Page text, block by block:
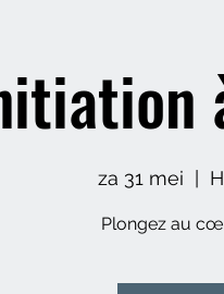
za 31 mei
Plongez au